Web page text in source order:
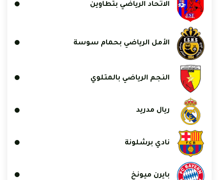
الاتحاد الرياضي بتطاوين
الأمل الرياضي بحمام سوسة
النجم الرياضي بالمتلوي
ريال مدريد
نادي برشلونة
بايرن ميونخ